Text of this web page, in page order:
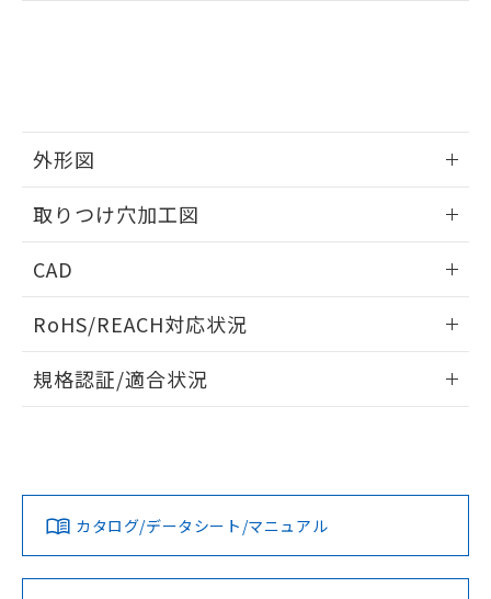
外形図
取りつけ穴加工図
CAD
ドすることができます。
ログイン/会員登録
ダウンロードデータをご利用いただく前に、以下を必ずお読
みください。
ソフトウェアの使用条件
RoHS/REACH対応状況
EU RoHS 注意事項・凡例
対応済み
規格認証/適合状況
カタログ/データシート/マニュアル
および当社の共同利用者が、当社の製
※当社の共同利用者とは、
の共同利用に関して"
の「1.共同利
とができます。
EU RoHS指令（10物質）の非含有証明書
ものではありません。
また、RoHS指令のフタル酸エステル類４
物質の対応では、対応完了までの期間は出
荷製品に未対応品が混在することから備考
欄に対応日を記載しておりました。
法に輸出するおそれがある場合は、取